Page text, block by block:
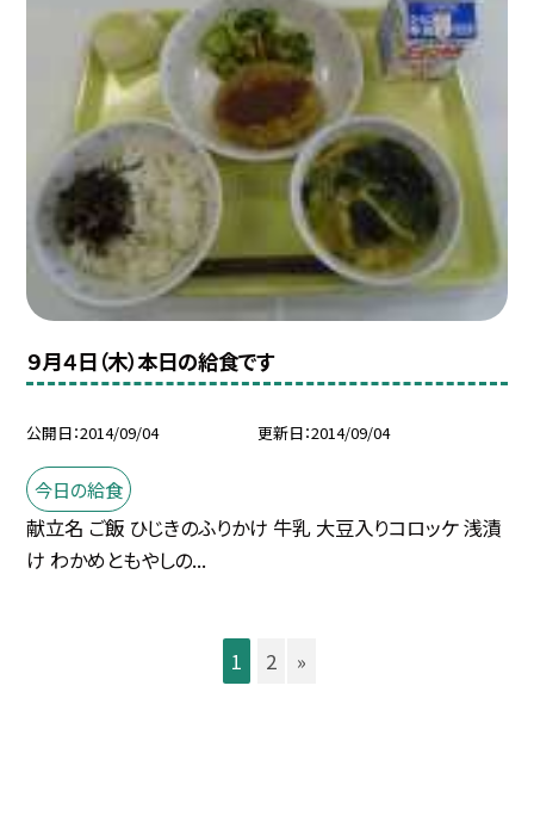
９月４日（木）本日の給食です
公開日 2014/09/04 更新日 2014/09/04
今日の給食
献立名 ご飯 ひじきのふりかけ 牛乳 大豆入りコロッケ 浅漬
け わかめともやしの...
1 2 »